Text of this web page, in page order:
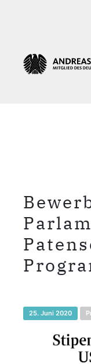
25. Juni 2020